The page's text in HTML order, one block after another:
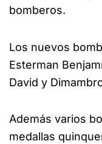
bomberos.
Los nuevos
Esterman
David y
Además varios
medallas